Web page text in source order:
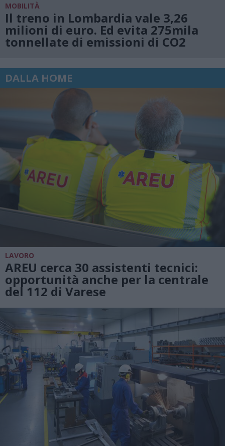
MOBILITÀ
Il treno in Lombardia vale 3,26
milioni di euro. Ed evita 275mila
tonnellate di emissioni di CO2
DALLA HOME
LAVORO
AREU cerca 30 assistenti tecnici:
opportunità anche per la centrale
del 112 di Varese